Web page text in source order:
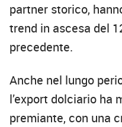
partner storico,
trend in ascesa del
precedente.
Anche nel lungo
l’export dolciario ha
premiante, con una